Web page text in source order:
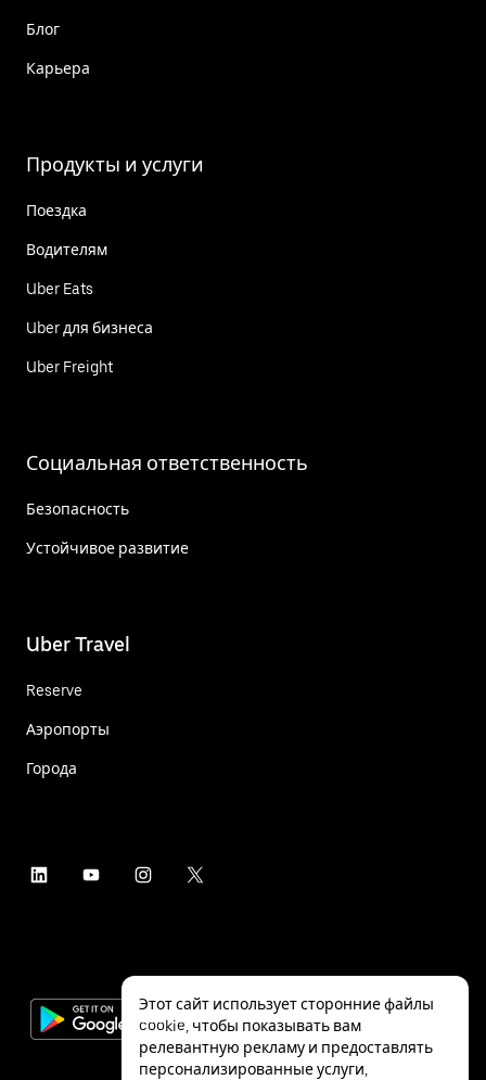
Блог
Карьера
Продукты и услуги
Поездка
Водителям
Uber Eats
Uber для бизнеса
Uber Freight
Социальная ответственность
Безопасность
Устойчивое развитие
Uber Travel
Reserve
Аэропорты
Города
Этот сайт использует сторонние файлы
cookie, чтобы показывать вам
релевантную рекламу и предоставлять
персонализированные услуги,